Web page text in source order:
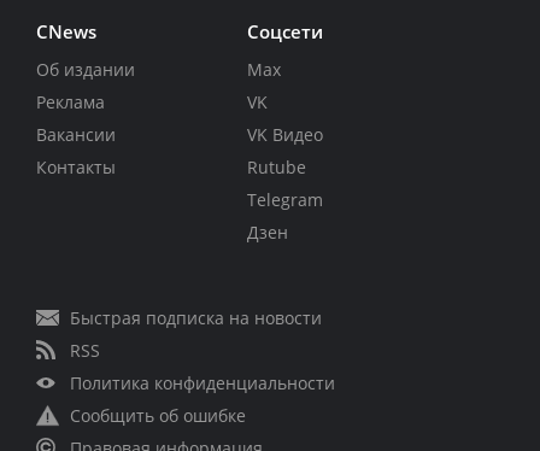
CNews
Об издании
Реклама
Вакансии
Контакты
Соцсети
Max
VK
VK Видео
Rutube
Telegram
Дзен
Быстрая подписка на новости
RSS
Политика конфиденциальности
Сообщить об ошибке